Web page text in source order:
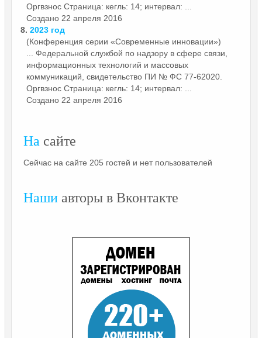
Оргвзнос Страница: кегль: 14; интервал: ...
Создано 22 апреля 2016
8. 2023 год
(Конференция серии «Современные инновации»)
... Федеральной службой по надзору в сфере связи,
информационных технологий и массовых
коммуникаций, свидетельство ПИ № ФС 77-62020.
Оргвзнос Страница: кегль: 14; интервал: ...
Создано 22 апреля 2016
На сайте
Сейчас на сайте 205 гостей и нет пользователей
Наши авторы в Вконтакте